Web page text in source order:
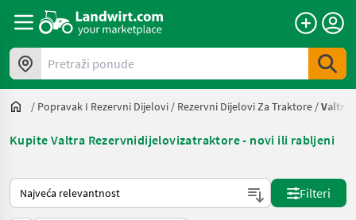
Pretraži ponude
/ Popravak I Rezervni Dijelovi / Rezervni Dijelovi Za Traktore /Valtra
Kupite Valtra Rezervnidijelovizatraktore - novi ili rabljeni
Način na koji sortira Landwirt.com
Filteri